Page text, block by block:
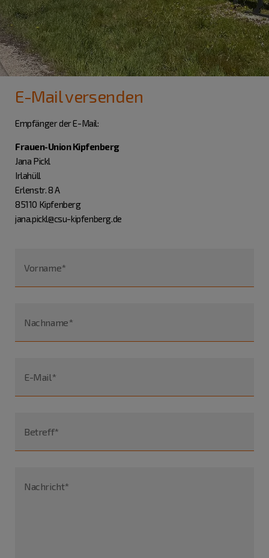
E-Mail versenden
Empfänger der E-Mail:
Frauen-Union Kipfenberg
Jana Pickl
Irlahüll
Erlenstr. 8 A
85110 Kipfenberg
jana.pickl@csu-kipfenberg.de
Vorname*
Nachname*
E-Mail*
Betreff*
Nachricht*